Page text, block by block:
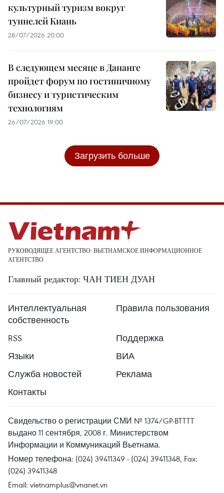
культурный туризм вокруг
туннелей Киань
28/07/2026 20:00
В следующем месяце в Дананге
пройдет форум по гостиничному
бизнесу и туристическим
технологиям
26/07/2026 19:00
Загрузить больше
РУКОВОДЯЩЕЕ АГЕНТСТВО: ВЬЕТНАМСКОЕ ИНФОРМАЦИОННОЕ
АГЕНТСТВО
Главный редактор: ЧАН ТИЕН ДУАН
Интеллектуальная
собственность
Правила пользования
RSS
Поддержка
Языки
ВИА
Служба новостей
Реклама
Контакты
Свидельство о регистрации СМИ № 1374/GP-BTTTT
выдано 11 сентября, 2008 г. Министерством
Информации и Коммуникаций Вьетнама.
Номер телефона: (024) 39411349 - (024) 39411348, Fax:
(024) 39411348
Email: vietnamplus@vnanet.vn